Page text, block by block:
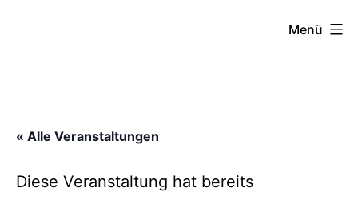
Menü
« Alle Veranstaltungen
Diese Veranstaltung hat bereits